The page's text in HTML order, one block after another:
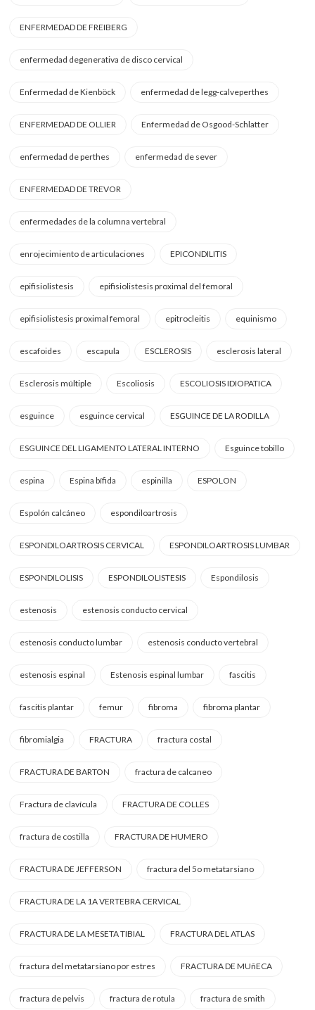
ENFERMEDAD DE FREIBERG
enfermedad degenerativa de disco cervical
Enfermedad de Kienböck enfermedad de legg-calveperthes
ENFERMEDAD DE OLLIER Enfermedad de Osgood-Schlatter
enfermedad de perthes enfermedad de sever
ENFERMEDAD DE TREVOR
enfermedades de la columna vertebral
enrojecimiento de articulaciones EPICONDILITIS
epifisiolistesis epifisiolistesis proximal del femoral
epifisiolistesis proximal femoral epitrocleitis equinismo
escafoides escapula ESCLEROSIS esclerosis lateral
Esclerosis múltiple Escoliosis ESCOLIOSIS IDIOPATICA
esguince esguince cervical ESGUINCE DE LA RODILLA
ESGUINCE DEL LIGAMENTO LATERAL INTERNO Esguince tobillo
espina Espina bífida espinilla ESPOLON
Espolón calcáneo espondiloartrosis
ESPONDILOARTROSIS CERVICAL ESPONDILOARTROSIS LUMBAR
ESPONDILOLISIS ESPONDILOLISTESIS Espondilosis
estenosis estenosis conducto cervical
estenosis conducto lumbar estenosis conducto vertebral
estenosis espinal Estenosis espinal lumbar fascitis
fascitis plantar femur fibroma fibroma plantar
fibromialgia FRACTURA fractura costal
FRACTURA DE BARTON fractura de calcaneo
Fractura de clavícula FRACTURA DE COLLES
fractura de costilla FRACTURA DE HUMERO
FRACTURA DE JEFFERSON fractura del 5o metatarsiano
FRACTURA DE LA 1A VERTEBRA CERVICAL
FRACTURA DE LA MESETA TIBIAL FRACTURA DEL ATLAS
fractura del metatarsiano por estres FRACTURA DE MUñECA
fractura de pelvis fractura de rotula fractura de smith